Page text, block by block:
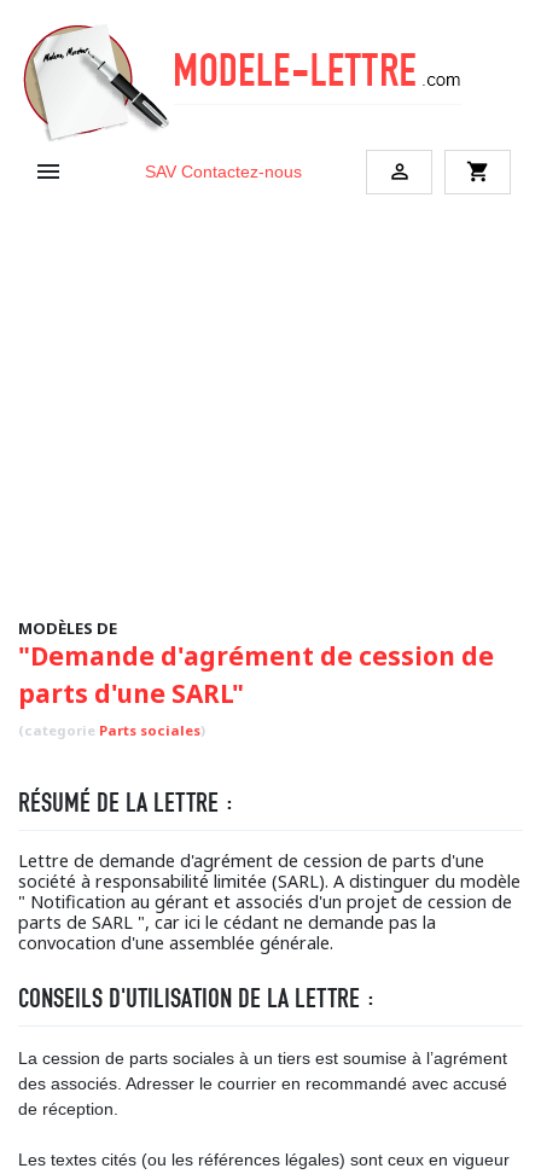
 SAV Contactez-nous  shopping_cart
MODÈLES DE
"Demande d'agrément de cession de
parts d'une SARL"
(categorie Parts sociales)
RÉSUMÉ DE LA LETTRE :
Lettre de demande d'agrément de cession de parts d'une
société à responsabilité limitée (SARL). A distinguer du modèle
" Notification au gérant et associés d'un projet de cession de
parts de SARL ", car ici le cédant ne demande pas la
convocation d'une assemblée générale.
CONSEILS D'UTILISATION DE LA LETTRE :
La cession de parts sociales à un tiers est soumise à l’agrément
des associés. Adresser le courrier en recommandé avec accusé
de réception.
Les textes cités (ou les références légales) sont ceux en vigueur